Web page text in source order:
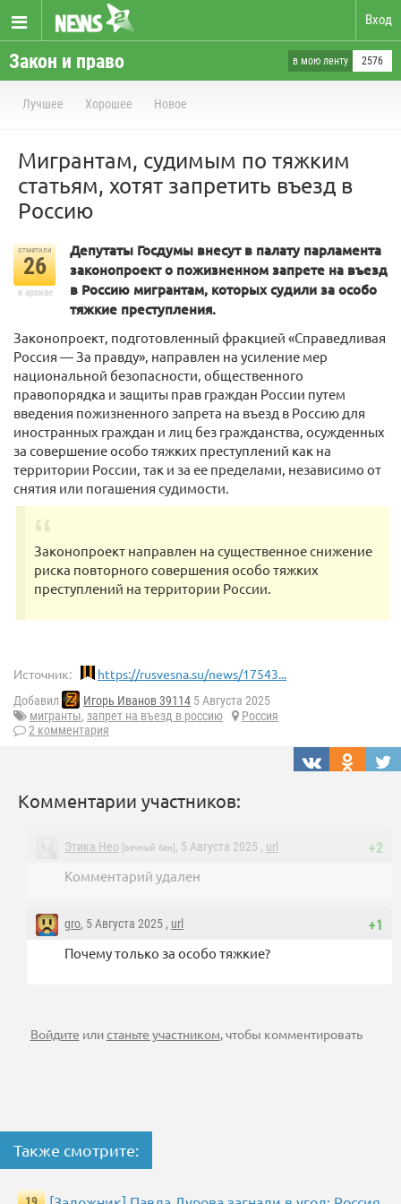
Вход
Закон и право в мою ленту 2576
Лучшее Хорошее Новое
Мигрантам, судимым по тяжким
статьям, хотят запретить въезд в
Россию
отметили
26
в архиве
Депутаты Госдумы внесут в палату парламента
законопроект о пожизненном запрете на въезд
в Россию мигрантам, которых судили за особо
тяжкие преступления.
Законопроект, подготовленный фракцией «Справедливая
Россия — За правду», направлен на усиление мер
национальной безопасности, общественного
правопорядка и защиты прав граждан России путем
введения пожизненного запрета на въезд в Россию для
иностранных граждан и лиц без гражданства, осужденных
за совершение особо тяжких преступлений как на
территории России, так и за ее пределами, независимо от
снятия или погашения судимости.
Законопроект направлен на существенное снижение
риска повторного совершения особо тяжких
преступлений на территории России.
Источник: https://rusvesna.su/news/17543...
Добавил Игорь Иванов 39114 5 Августа 2025
мигранты, запрет на въезд в россию
Россия
2 комментария
Комментарии участников:
+2
Этика Нео [вечный бан] , 5 Августа 2025 , url
Комментарий удален
+1
gro, 5 Августа 2025 , url
Почему только за особо тяжкие?
Войдите илистаньте участником, чтобы комментировать
Также смотрите: